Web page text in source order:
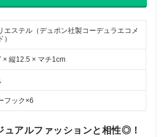
エステル（デュポン社製コーデュラエコメ
）
× 縦12.5 × マチ1cm
フック×6
ュアルファッションと相性◎！